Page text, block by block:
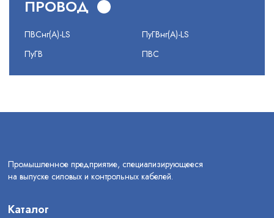
ПРОВОД
ПВСнг(А)-LS
ПуГВ
ПуГВнг(А)-LS
ПВС
Промышленное предприятие, специализирующееся
на выпуске силовых и контрольных кабелей.
Каталог